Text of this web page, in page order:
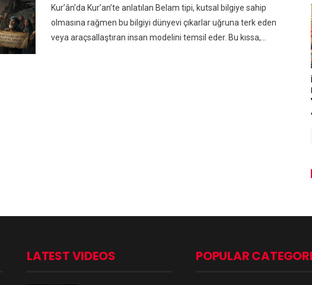
Kur’ân’da Kur’an’te anlatılan Belam tipi, kutsal bilgiye sahip
olmasına rağmen bu bilgiyi dünyevi çıkarlar uğruna terk eden
veya araçsallaştıran insan modelini temsil eder. Bu kıssa,…
LATEST VIDEOS POPULAR